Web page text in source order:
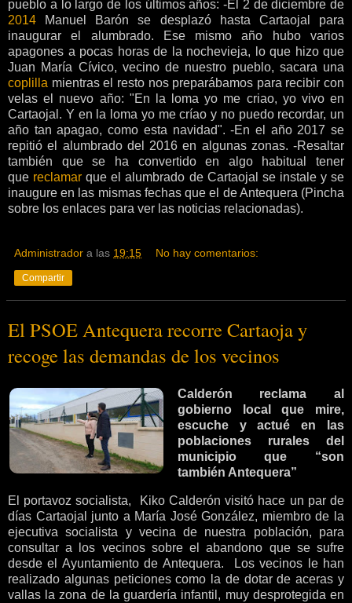
pueblo a lo largo de los últimos años: -El 2 de diciembre de
2014 Manuel Barón se desplazó hasta Cartaojal para
inaugurar el alumbrado. Ese mismo año hubo varios
apagones a pocas horas de la nochevieja, lo que hizo que
Juan María Cívico, vecino de nuestro pueblo, sacara una
coplilla mientras el resto nos preparábamos para recibir con
velas el nuevo año: "En la loma yo me criao, yo vivo en
Cartaojal. Y en la loma yo me críao y no puedo recordar, un
año tan apagao, como esta navidad". -En el año 2017 se
repitió el alumbrado del 2016 en algunas zonas. -Resaltar
también que se ha convertido en algo habitual tener
que reclamar que el alumbrado de Cartaojal se instale y se
inaugure en las mismas fechas que el de Antequera (Pincha
sobre los enlaces para ver las noticias relacionadas).
Administrador a las 19:15 No hay comentarios:
Compartir
El PSOE Antequera recorre Cartaoja y
recoge las demandas de los vecinos
Calderón reclama al
gobierno local que mire,
escuche y actué en las
poblaciones rurales del
municipio que “son
también Antequera”
El portavoz socialista, Kiko Calderón visitó hace un par de
días Cartaojal junto a María José González, miembro de la
ejecutiva socialista y vecina de nuestra población, para
consultar a los vecinos sobre el abandono que se sufre
desde el Ayuntamiento de Antequera. Los vecinos le han
realizado algunas peticiones como la de dotar de aceras y
vallas la zona de la guardería infantil, muy desprotegida en